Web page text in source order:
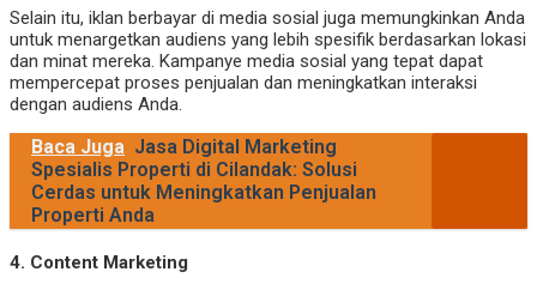
Selain itu, iklan berbayar di media sosial juga memungkinkan Anda
untuk menargetkan audiens yang lebih spesifik berdasarkan lokasi
dan minat mereka. Kampanye media sosial yang tepat dapat
mempercepat proses penjualan dan meningkatkan interaksi
dengan audiens Anda.
Baca Juga Jasa Digital Marketing
Spesialis Properti di Cilandak: Solusi
Cerdas untuk Meningkatkan Penjualan
Properti Anda
4. Content Marketing